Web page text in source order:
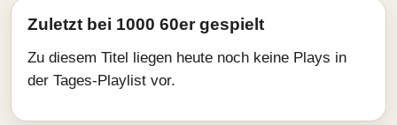
Zuletzt bei 1000 60er gespielt
Zu diesem Titel liegen heute noch keine Plays in
der Tages-Playlist vor.